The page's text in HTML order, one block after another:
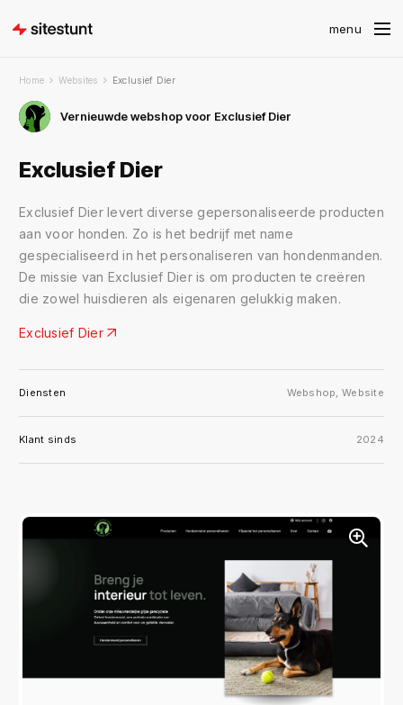
Home Websites Exclusief Dier
Vernieuwde webshop voor Exclusief Dier
Exclusief Dier
Exclusief Dier levert diverse gepersonaliseerde producten
aan voor honden. Zo is het bedrijf met name
gespecialiseerd in het personaliseren van hondenmanden.
De missie van Exclusief Dier is om producten te creëren
die zowel huisdieren als eigenaren gelukkig maken.
Exclusief Dier
Diensten Webshop ,Website
Klant sinds 2024